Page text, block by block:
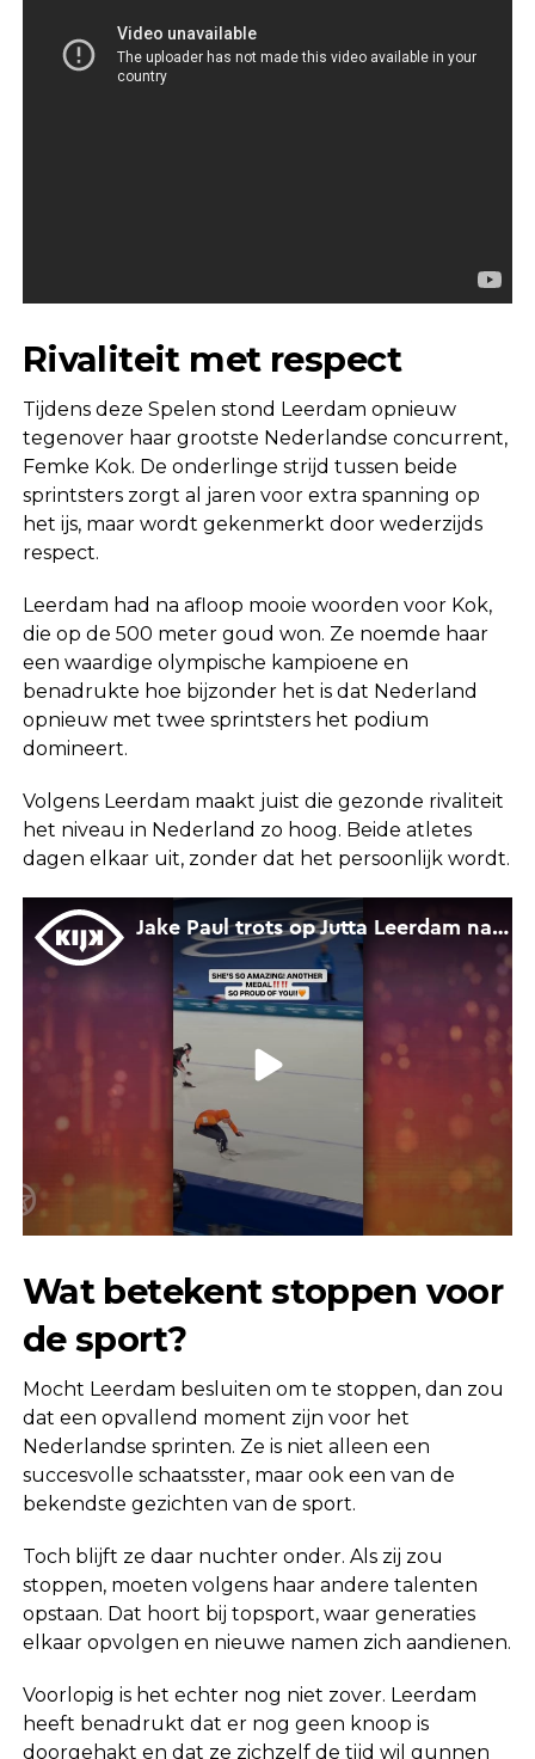
Rivaliteit met respect
Tijdens deze Spelen stond Leerdam opnieuw
tegenover haar grootste Nederlandse concurrent,
Femke Kok. De onderlinge strijd tussen beide
sprintsters zorgt al jaren voor extra spanning op
het ijs, maar wordt gekenmerkt door wederzijds
respect.
Leerdam had na afloop mooie woorden voor Kok,
die op de 500 meter goud won. Ze noemde haar
een waardige olympische kampioene en
benadrukte hoe bijzonder het is dat Nederland
opnieuw met twee sprintsters het podium
domineert.
Volgens Leerdam maakt juist die gezonde rivaliteit
het niveau in Nederland zo hoog. Beide atletes
dagen elkaar uit, zonder dat het persoonlijk wordt.
Wat betekent stoppen voor
de sport?
Mocht Leerdam besluiten om te stoppen, dan zou
dat een opvallend moment zijn voor het
Nederlandse sprinten. Ze is niet alleen een
succesvolle schaatsster, maar ook een van de
bekendste gezichten van de sport.
Toch blijft ze daar nuchter onder. Als zij zou
stoppen, moeten volgens haar andere talenten
opstaan. Dat hoort bij topsport, waar generaties
elkaar opvolgen en nieuwe namen zich aandienen.
Voorlopig is het echter nog niet zover. Leerdam
heeft benadrukt dat er nog geen knoop is
doorgehakt en dat ze zichzelf de tijd wil gunnen